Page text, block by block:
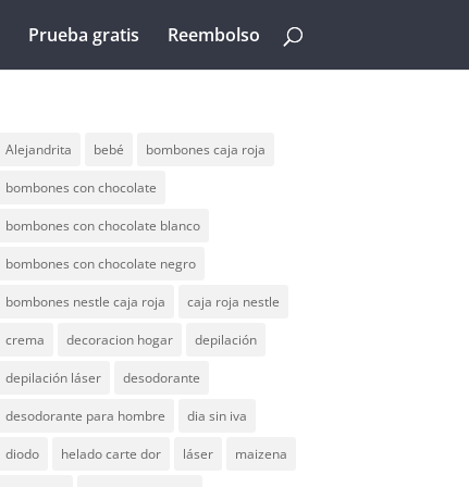
Prueba gratis Reembolso
Alejandrita bebé bombones caja roja
bombones con chocolate
bombones con chocolate blanco
bombones con chocolate negro
bombones nestle caja roja caja roja nestle
crema decoracion hogar depilación
depilación láser desodorante
desodorante para hombre dia sin iva
diodo helado carte dor láser maizena